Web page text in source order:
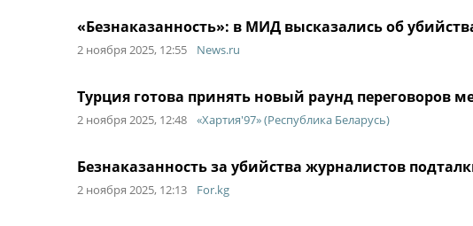
«Безнаказанность»: в МИД высказались об
2 ноября 2025, 12:55 News.ru
Турция готова принять новый раунд переговоров
2 ноября 2025, 12:48 «Хартия'97» (Республика Беларусь)
Безнаказанность за убийства журналистов
2 ноября 2025, 12:13 For.kg